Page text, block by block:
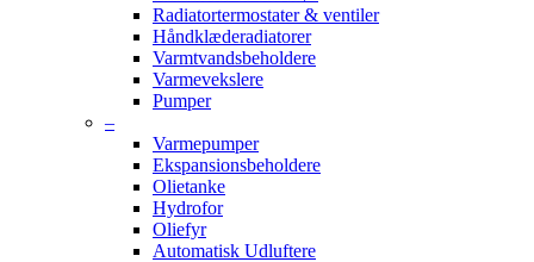
Radiatortermostater & ventiler
Håndklæderadiatorer
Varmtvandsbeholdere
Varmevekslere
Pumper
–
Varmepumper
Ekspansionsbeholdere
Olietanke
Hydrofor
Oliefyr
Automatisk Udluftere